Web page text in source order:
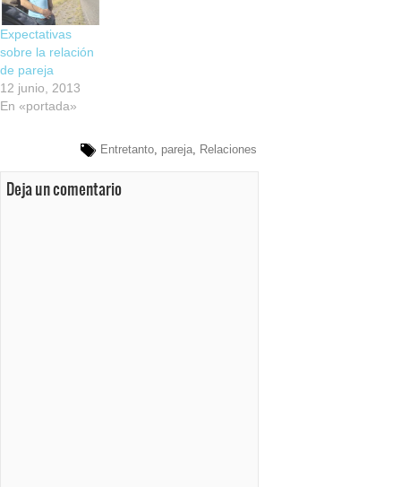
Expectativas
sobre la relación
de pareja
12 junio, 2013
En «portada»
Entretanto, pareja, Relaciones
Deja un comentario